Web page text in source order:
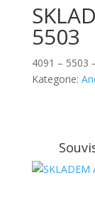
5503
4091 – 5503
Kategorie: